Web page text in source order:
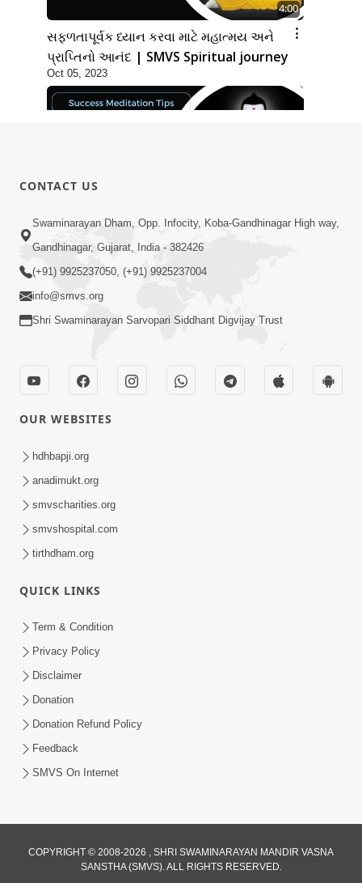
4:00
સફળતાપૂર્વક ધ્યાન કરવા માટે મહાત્મય અને
પ્રાપ્તિનો આનંદ | SMVS Spiritual journey
Oct 05, 2023
4:00
સફળતાપૂર્વક ધ્યાન કરવા માટે મક્કમ નિર્ધાર
કરીએ | SMVS Spiritual journey
સફળતાપૂર્વક ધ્યાન કરવા માટે પ્રાર્થનાની ટેવ
પાડીએ | SMVS Spiritual journey
સફળ મુમુક્ષુ જીવનની સફળ ચાવી | SMVS
Apr 27, 2024
CONTACT US
Swaminarayan Dham, Opp. Infocity, Koba-Gandhinagar High way,
Gandhinagar, Gujarat, India - 382426
(+91) 9925237050, (+91) 9925237004
info@smvs.org
Shri Swaminarayan Sarvopari Siddhant Digvijay Trust
OUR WEBSITES
hdhbapji.org
anadimukt.org
smvscharities.org
smvshospital.com
tirthdham.org
QUICK LINKS
Term & Condition
Privacy Policy
Disclaimer
Donation
Donation Refund Policy
Feedback
SMVS On Internet
COPYRIGHT © 2008-2026 , SHRI SWAMINARAYAN MANDIR VASNA
SANSTHA (SMVS). ALL RIGHTS RESERVED.